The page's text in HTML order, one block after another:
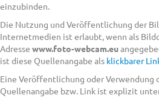
einzubinden.
Die Nutzung und Veröffentlichung der
Internetmedien ist erlaubt, wenn als
Adresse www.foto-webcam.eu
ist diese Quellenangabe als klickbarer
Eine Veröffentlichung oder Verwendung
Quellenangabe bzw. Link ist explizit